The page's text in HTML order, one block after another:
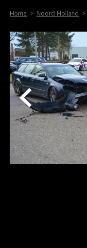
Home Noord-Holland